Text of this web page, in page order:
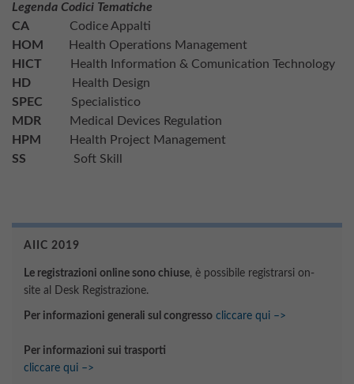
Legenda Codici Tematiche
CA Codice Appalti
HOM
Health Operations Management
HICT
Health Information & Comunication Technology
HD
Health Design
SPEC Specialistico
MDR
Medical Devices Regulation
HPM
Health Project Management
SS Soft Skill
AIIC 2019
Le registrazioni online sono chiuse, è possibile registrarsi on-
site al Desk Registrazione.
Per informazioni generali sul congresso cliccare qui –>
Per informazioni sui trasporti
cliccare qui –>